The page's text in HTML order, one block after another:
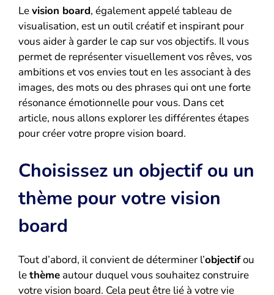
Levision board, également appelé tableau de
visualisation, est un outil créatif et inspirant pour
vous aider à garder le cap sur vos objectifs. Il vous
permet de représenter visuellement vos rêves, vos
ambitions et vos envies tout en les associant à des
images, des mots ou des phrases qui ont une forte
résonance émotionnelle pour vous. Dans cet
article, nous allons explorer les différentes étapes
pour créer votre propre vision board.
Choisissez un objectif ou un
thème pour votre vision
board
Tout d’abord, il convient de déterminer l’objectifou
lethème autour duquel vous souhaitez construire
votre vision board. Cela peut être lié à votre vie